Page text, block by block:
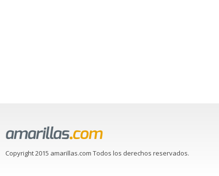
Copyright 2015 amarillas.com Todos los derechos reservados.